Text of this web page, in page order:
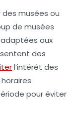
des musées ou
de musées
aux
des
l’intérêt des
pour éviter